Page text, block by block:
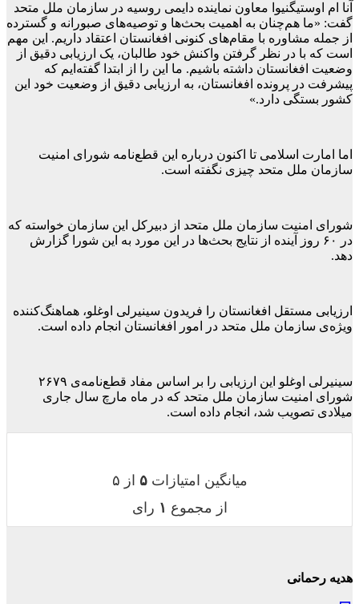
آنا ام اوستیگنیوا معاون نماینده دایمی روسیه در سازمان ملل متحد
گفت: «ما هم‌چنان به اهمیت بحث‌ها و توصیه‌های صبورانه و گسترده
از جمله مشاوره با مقام‌های کنونی افغانستان اعتقاد داریم. این مهم
است که با در نظر گرفتن واکنش خود طالبان، یک ارزیابی دقیق از
وضعیت افغانستان داشته باشیم. ما این را از ابتدا گفته‌ایم که
پیشرفت در پرونده افغانستان، به ارزیابی دقیق از وضعیت خود این
کشور بستگی دارد.»
اما امارت اسلامی تا اکنون درباره این قطع‌نامه شورای امنیت
سازمان ملل متحد چیزی نگفته است.
شورای امنیت سازمان ملل متحد از دبیرکل این سازمان خواسته که
در ۶۰ روز آینده از نتایج بحث‌ها در این مورد به این شورا گزارش
دهد.
ارزیابی مستقل افغانستان را فریدون سینیرلی اوغلو، هماهنگ‌کننده‌
ویژه‌ی سازمان ملل متحد در امور افغانستان انجام داده است.
سینیرلی اوغلو این ارزیابی را بر اساس مفاد قطع‌نامه‌ی ۲۶۷۹
شورای امنیت سازمان ملل متحد که در ماه مارچ سال جاری
میلادی تصویب شد، انجام داده است.
میانگین امتیازات۵ از ۵
از مجموع ۱ رای
هدیه رحمانی